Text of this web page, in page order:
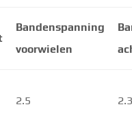
Bandenspanning
voorwielen
2.5